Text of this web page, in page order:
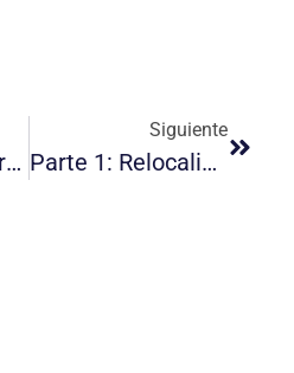
Robótica colaborativa. ¿Qué es? Ventajas y aplicaciones
Siguiente
Parte 1: Relocalización industrial. Orígenes y oportunidades